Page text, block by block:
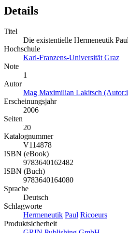
Details
Titel
Die existentielle Hermeneutik
Hochschule
Karl-Franzens-Universität Graz
Note
1
Autor
Mag Maximilian Lakitsch
Erscheinungsjahr
2006
Seiten
20
Katalognummer
V114878
ISBN (eBook)
9783640162482
ISBN (Buch)
9783640164080
Sprache
Deutsch
Schlagworte
Hermeneutik Paul Ricoeurs
Produktsicherheit